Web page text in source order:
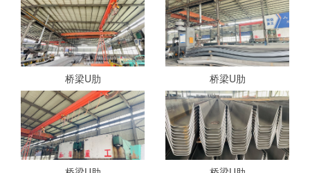
桥梁U肋 桥梁U肋